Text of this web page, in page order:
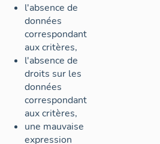
l'absence de
données
correspondant
aux critères,
l'absence de
droits sur les
données
correspondant
aux critères,
une mauvaise
expression